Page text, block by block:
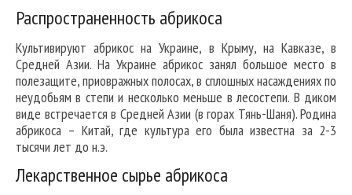
Распространенность абрикоса
Культивируют абрикос на Украине, в Крыму, на Кавказе, в
Средней Азии. На Украине абрикос занял большое место в
полезащите, приовражных полосах, в сплошных насаждениях по
неудобьям в степи и несколько меньше в лесостепи. В диком
виде встречается в Средней Азии (в горах Тянь-Шаня). Родина
абрикоса – Китай, где культура его была известна за 2-3
тысячи лет до н.э.
Лекарственное сырье абрикоса